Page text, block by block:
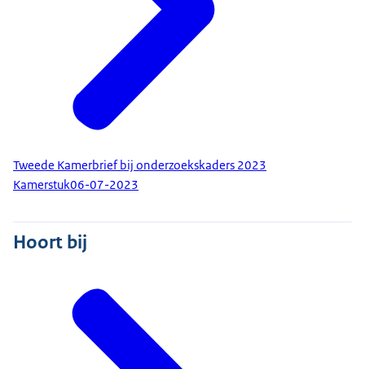
Tweede Kamerbrief bij onderzoekskaders 2023
Kamerstuk06-07-2023
Hoort bij